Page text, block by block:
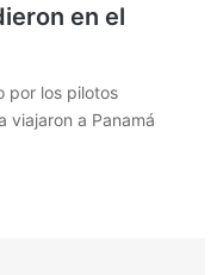
en el
por los pilotos
viajaron a Panamá